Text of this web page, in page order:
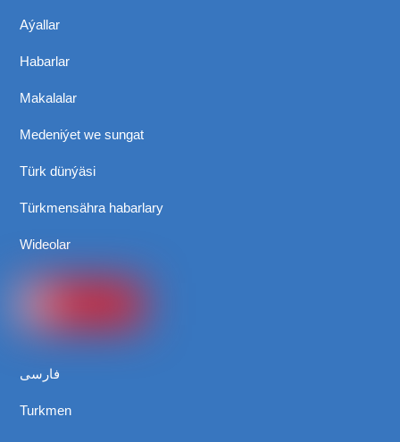
Aýallar
Habarlar
Makalalar
Medeniýet we sungat
Türk dünýäsi
Türkmensähra habarlary
Wideolar
فارسی
Turkmen